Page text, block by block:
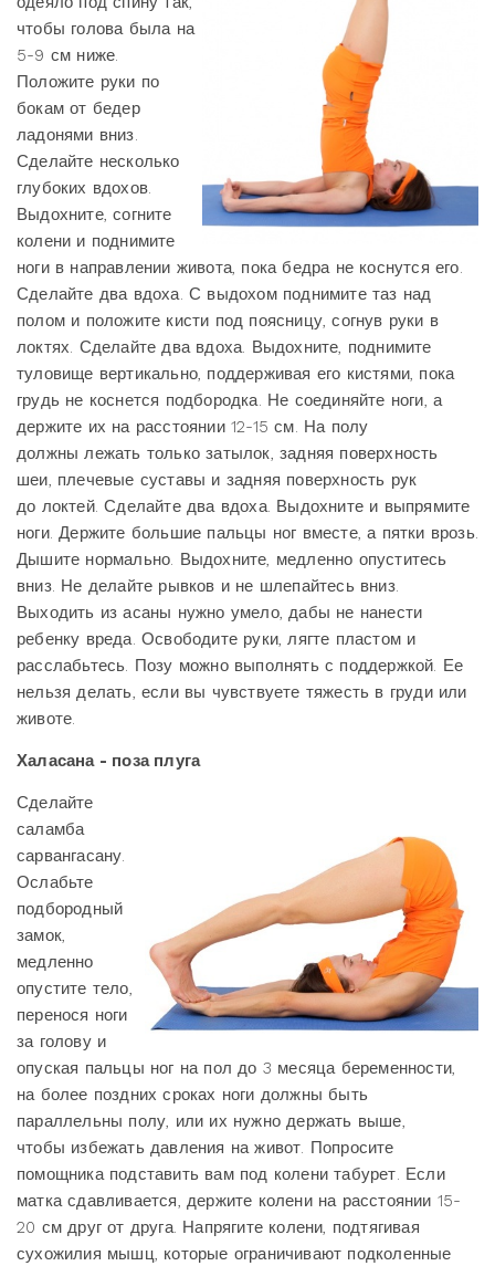
чтобы голова была на
5-9 см ниже.
Положите руки по
бокам от бедер
ладонями вниз.
Сделайте несколько
глубоких вдохов.
Выдохните, согните
колени и поднимите
ноги в направлении живота, пока бедра не коснутся его.
Сделайте два вдоха. С выдохом поднимите таз над
полом и положите кисти под поясницу, согнув руки в
локтях. Сделайте два вдоха. Выдохните, поднимите
туловище вертикально, поддерживая его кистями, пока
грудь не коснется подбородка. Не соединяйте ноги, а
держите их на расстоянии 12-15 см. На полу
должны лежать только затылок, задняя поверхность
шеи, плечевые суставы и задняя поверхность рук
до локтей. Сделайте два вдоха. Выдохните и выпрямите
ноги. Держите большие пальцы ног вместе, а пятки врозь.
Дышите нормально. Выдохните, медленно опуститесь
вниз. Не делайте рывков и не шлепайтесь вниз.
Выходить из асаны нужно умело, дабы не нанести
ребенку вреда. Освободите руки, лягте пластом и
расслабьтесь. Позу можно выполнять с поддержкой. Ее
нельзя делать, если вы чувствуете тяжесть в груди или
животе.
Халасана - поза плуга
Сделайте
саламба
сарвангасану.
Ослабьте
подбородный
замок,
медленно
опустите тело,
перенося ноги
за голову и
опуская пальцы ног на пол до 3 месяца беременности,
на более поздних сроках ноги должны быть
параллельны полу, или их нужно держать выше,
чтобы избежать давления на живот. Попросите
помощника подставить вам под колени табурет. Если
матка сдавливается, держите колени на расстоянии 15-
20 см друг от друга. Напрягите колени, подтягивая
сухожилия мышц, которые ограничивают подколенные